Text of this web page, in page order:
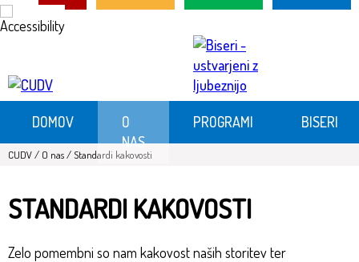
Skoči
DOMOV
O
NAS
PROGRAMI BISERI
CUDV/ O nas/ Standardi kakovosti
STANDARDI KAKOVOSTI
Zelo pomembni so nam kakovost naših storitev ter